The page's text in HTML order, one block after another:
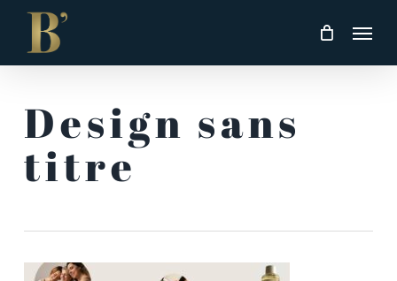
Skip
main
Design sans
titre